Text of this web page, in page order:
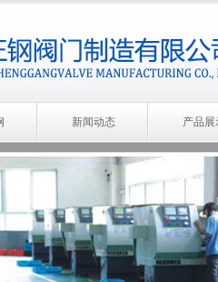
新闻动态 产品展